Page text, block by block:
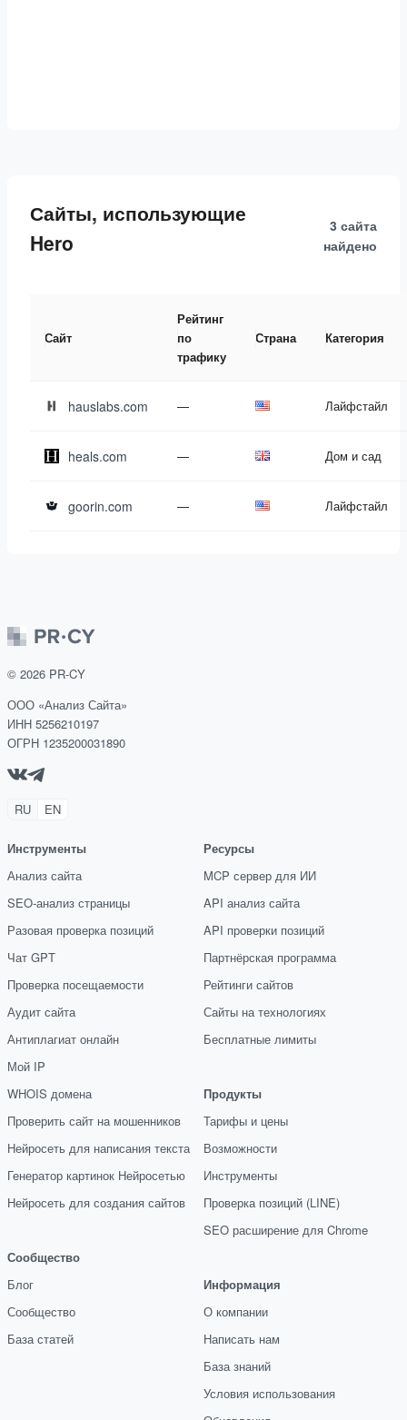
Сайты, использующие
Hero
3 сайта
найдено
Сайт
Рейтинг
по
трафику
Страна Категория
hauslabs.com — Лайфстайл
heals.com — Дом и сад
goorin.com — Лайфстайл
© 2026 PR-CY
ООО «Анализ Сайта»
ИНН 5256210197
ОГРН 1235200031890
RU EN
Инструменты
Анализ сайта
SEO-анализ страницы
Разовая проверка позиций
Чат GPT
Проверка посещаемости
Аудит сайта
Антиплагиат онлайн
Мой IP
WHOIS домена
Проверить сайт на мошенников
Нейросеть для написания текста
Генератор картинок Нейросетью
Нейросеть для создания сайтов
Сообщество
Блог
Сообщество
База статей
Ресурсы
MCP сервер для ИИ
API анализ сайта
API проверки позиций
Партнёрская программа
Рейтинги сайтов
Сайты на технологиях
Бесплатные лимиты
Продукты
Тарифы и цены
Возможности
Инструменты
Проверка позиций (LINE)
SEO расширение для Chrome
Информация
О компании
Написать нам
База знаний
Условия использования